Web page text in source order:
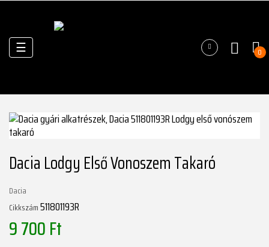
Váltás
a
☰ 0
Dacia Lodgy Első Vonoszem Takaró
Dacia
Cikkszám511801193R
9 700 Ft